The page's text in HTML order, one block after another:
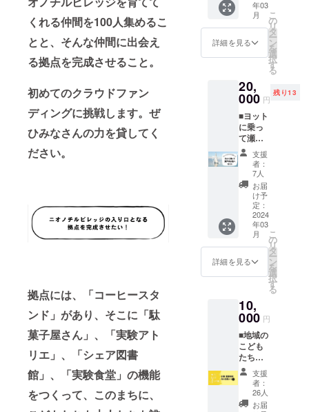
くれる仲間を100人集めるこ
とと、そんな仲間に出会え
る拠点を完成させること。
初めてのクラウドファン
ディングに挑戦します。ぜ
ひみなさんの力を貸してく
ださい。
拠点には、「コーヒースタ
ンド」があり、そこに「駄
菓子屋さん」、「実験アト
リエ」、「シェア図書
館」、「実験食堂」の機能
をつくって、このまちに、
拓民と
してHP
や拠点
掲示板
にお名
※掲載期
間は事
業の続
く限り
掲載い
たしま
す ※
ニック
ネーム
など、
本名以
外のお
名前で
掲載希
望され
る方は
備考欄
しま
す。
（2024
年 3月
予定）
○ニオノ
チルビ
レッジ
プンし
てから
そのま
ま住民
さんを
継続さ
れる
方、初
期村民
登録料
（¥3,00
0程度）
不要で
オノチ
ルビ
レッジ
開拓民
として
点の掲
示板に
お名前
を掲載
させて
いただ
きま
す。 ※
掲載期
間は事
ルや注
意書き
をご確
認くだ
さい。
○開拓者
村民
オープ
ン
チャッ
トご招
待 ※開
催イベ
ントの
先行ご
案内
や、開
拓者限
定イベ
ントお
あるか
も、開
拓期間
中、楽
しい村
ため
に、ぜ
ひご意
見やア
ドバイ
スなど
くださ
い
（2024
年 2月
にたて
る権 ○
開拓期
点プレ
オープ
３月〜5
月）駄
菓子屋
さん店
主権 1
回 ○開
拓期間
（拠点
プレ
オープ
ン期間
３月〜5
月）施
設使用
料無料
券※ぜひ
あなた
の活動
のイベ
販売、
ワーク
ショッ
プにご
利用く
ださい
○開拓期
間（拠
点プレ
オープ
る方は
備考欄
おねが
いいた
使った
優しい
お菓
子》
○モーネ
供達で
作った
レロゴ
と青い
鳥のス
テッ
カー
（A4サ
イズ1
枚） ※
原材料
及び添
加物等
の食品
お届け
商品の
されま
す。商
品開封
前には
必ずお
届けの
リター
ンに添
付され
たラベ
う。 ど
ちらの
参加か
ご希望
ンにて
ご選択
くださ
い。 ど
ちらも
ただ食
べに来
るだけ
では
もった
いな
い。つ
くると
ころか
ら一緒
に参加
できる
「おば
んざい
ふ
み」・
・・拠
点オー
ナーで
もある
島崎ふ
み子さ
焙煎士
青木陽
平のつ
くる珈
琲を深
く楽し
の時
間。彼
独自の
哲学に
よって
作り上
げられ
た珈琲
の世界
は、知
れば知
るほど
沼には
まるこ
と間違
いな
し。豆
アロ
マ、暮
らしの
中で珈
琲を楽
しむ新
たな文
化をつ
くろう
として
年03
月
詳細を見る
こ
の
リ
タ
ー
ン
を
選
択
す
る
20,
000 円
残り13
■ヨット
に乗っ
て瀬戸
内の島
へ行こ
う■ ○多
島美の
瀬戸内
海を
ヨット
にのっ
て島へ
上陸
アート
の島
や、樹
年を超
える楠
の木が
守る島
など魅
力いっ
ぱいの
体験を
アテン
ドしま
支援
者：
7人
お届
け予
定：
2024
年03
月
詳細を見る
こ
の
リ
タ
ー
ン
を
選
択
す
る
10,
000 円
■地域の
こども
たちの
未来を
育てる
協力し
てくれ
支援
者：
26人
お届